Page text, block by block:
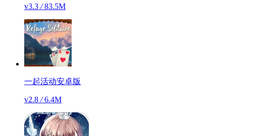
v3.3 /83.5M
一起活动安卓版
v2.8 /6.4M